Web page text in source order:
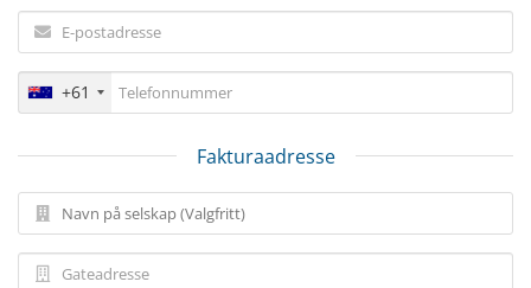
+61
Fakturaadresse